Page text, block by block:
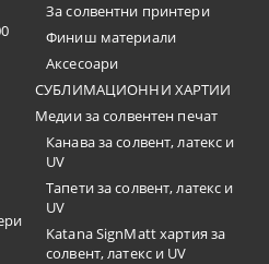
За солвентни принтери
Финиш материали
Аксесоари
СУБЛИМАЦИОННИ ХАРТИИ
Медии за солвентен печат
Канава за солвент, латекс и
UV
Тапети за солвент, латекс и
UV
Katana SignMatt хартия за
солвент, латекс и UV